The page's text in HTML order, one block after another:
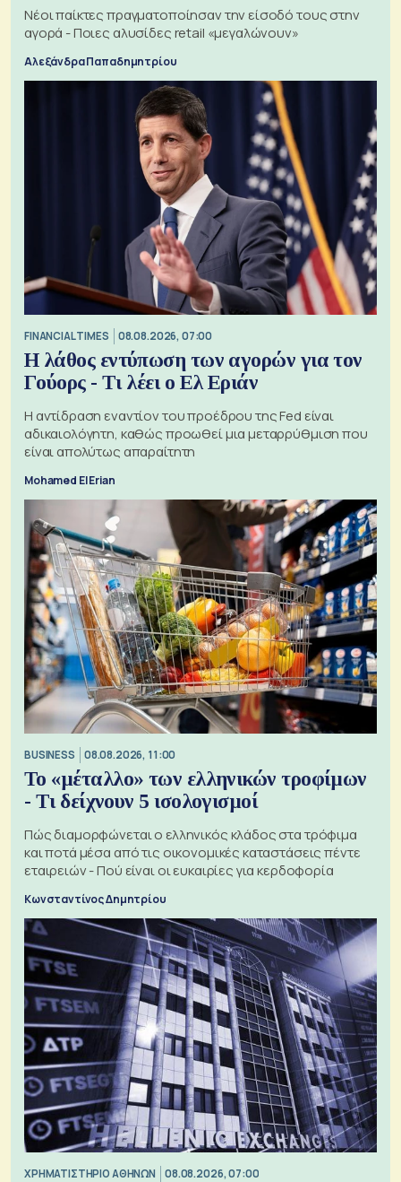
Νέοι παίκτες πραγματοποίησαν την είσοδό τους στην
αγορά - Ποιες αλυσίδες retail «μεγαλώνουν»
Αλεξάνδρα Παπαδημητρίου
FINANCIAL TIMES 08.08.2026, 07:00
Η λάθος εντύπωση των αγορών για τον
Γούορς - Τι λέει ο Ελ Εριάν
Η αντίδραση εναντίον του προέδρου της Fed είναι
αδικαιολόγητη, καθώς προωθεί μια μεταρρύθμιση που
είναι απολύτως απαραίτητη
Mohamed El Erian
BUSINESS 08.08.2026, 11:00
Το «μέταλλο» των ελληνικών τροφίμων
- Τι δείχνουν 5 ισολογισμοί
Πώς διαμορφώνεται ο ελληνικός κλάδος στα τρόφιμα
και ποτά μέσα από τις οικονομικές καταστάσεις πέντε
εταιρειών - Πού είναι οι ευκαιρίες για κερδοφορία
Κωνσταντίνος Δημητρίου
XΡΗΜΑΤΙΣΤΗΡΙΟ ΑΘΗΝΩΝ 08.08.2026, 07:00